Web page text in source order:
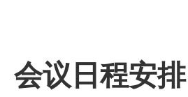
议日程安